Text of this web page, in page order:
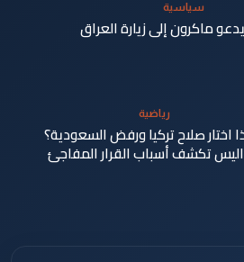
سياسية
ماكرون إلى زيارة العراق
رياضية
اختار صلاح تركيا ورفض السعودية؟
تكشف أسباب القرار المفاجئ